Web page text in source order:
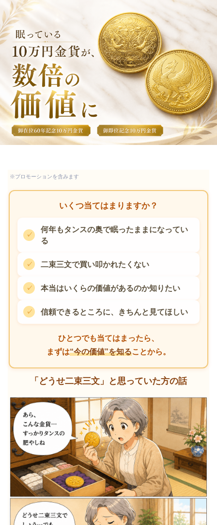
※プロモーションを含みます
いくつ当てはまりますか？
何年もタンスの奥で眠ったままになってい
る
二束三文で買い叩かれたくない
本当はいくらの価値があるのか知りたい
信頼できるところに、きちんと見てほしい
ひとつでも当てはまったら、
まずは“今の価値”を知ることから。
「どうせ二束三文」と思っていた方の話